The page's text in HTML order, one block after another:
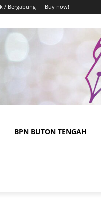
/ Bergabung Buy now!
BPN BUTON TENGAH